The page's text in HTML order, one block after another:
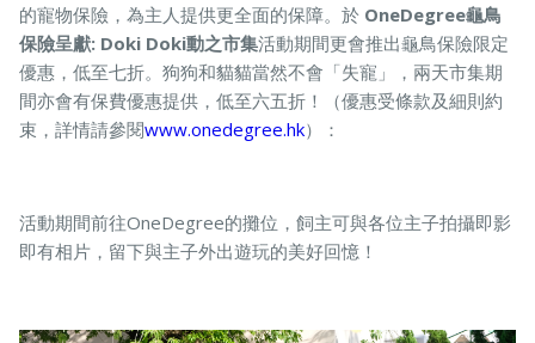
的寵物保險，為主人提供更全面的保障。於 OneDegree龜鳥
保險呈獻: Doki Doki動之市集活動期間更會推出龜鳥保險限定
優惠，低至七折。狗狗和貓貓當然不會「失寵」，兩天市集期
間亦會有保費優惠提供，低至六五折！（優惠受條款及細則約
束，詳情請參閱www.onedegree.hk）：
活動期間前往OneDegree的攤位，飼主可與各位主子拍攝即影
即有相片，留下與主子外出遊玩的美好回憶！